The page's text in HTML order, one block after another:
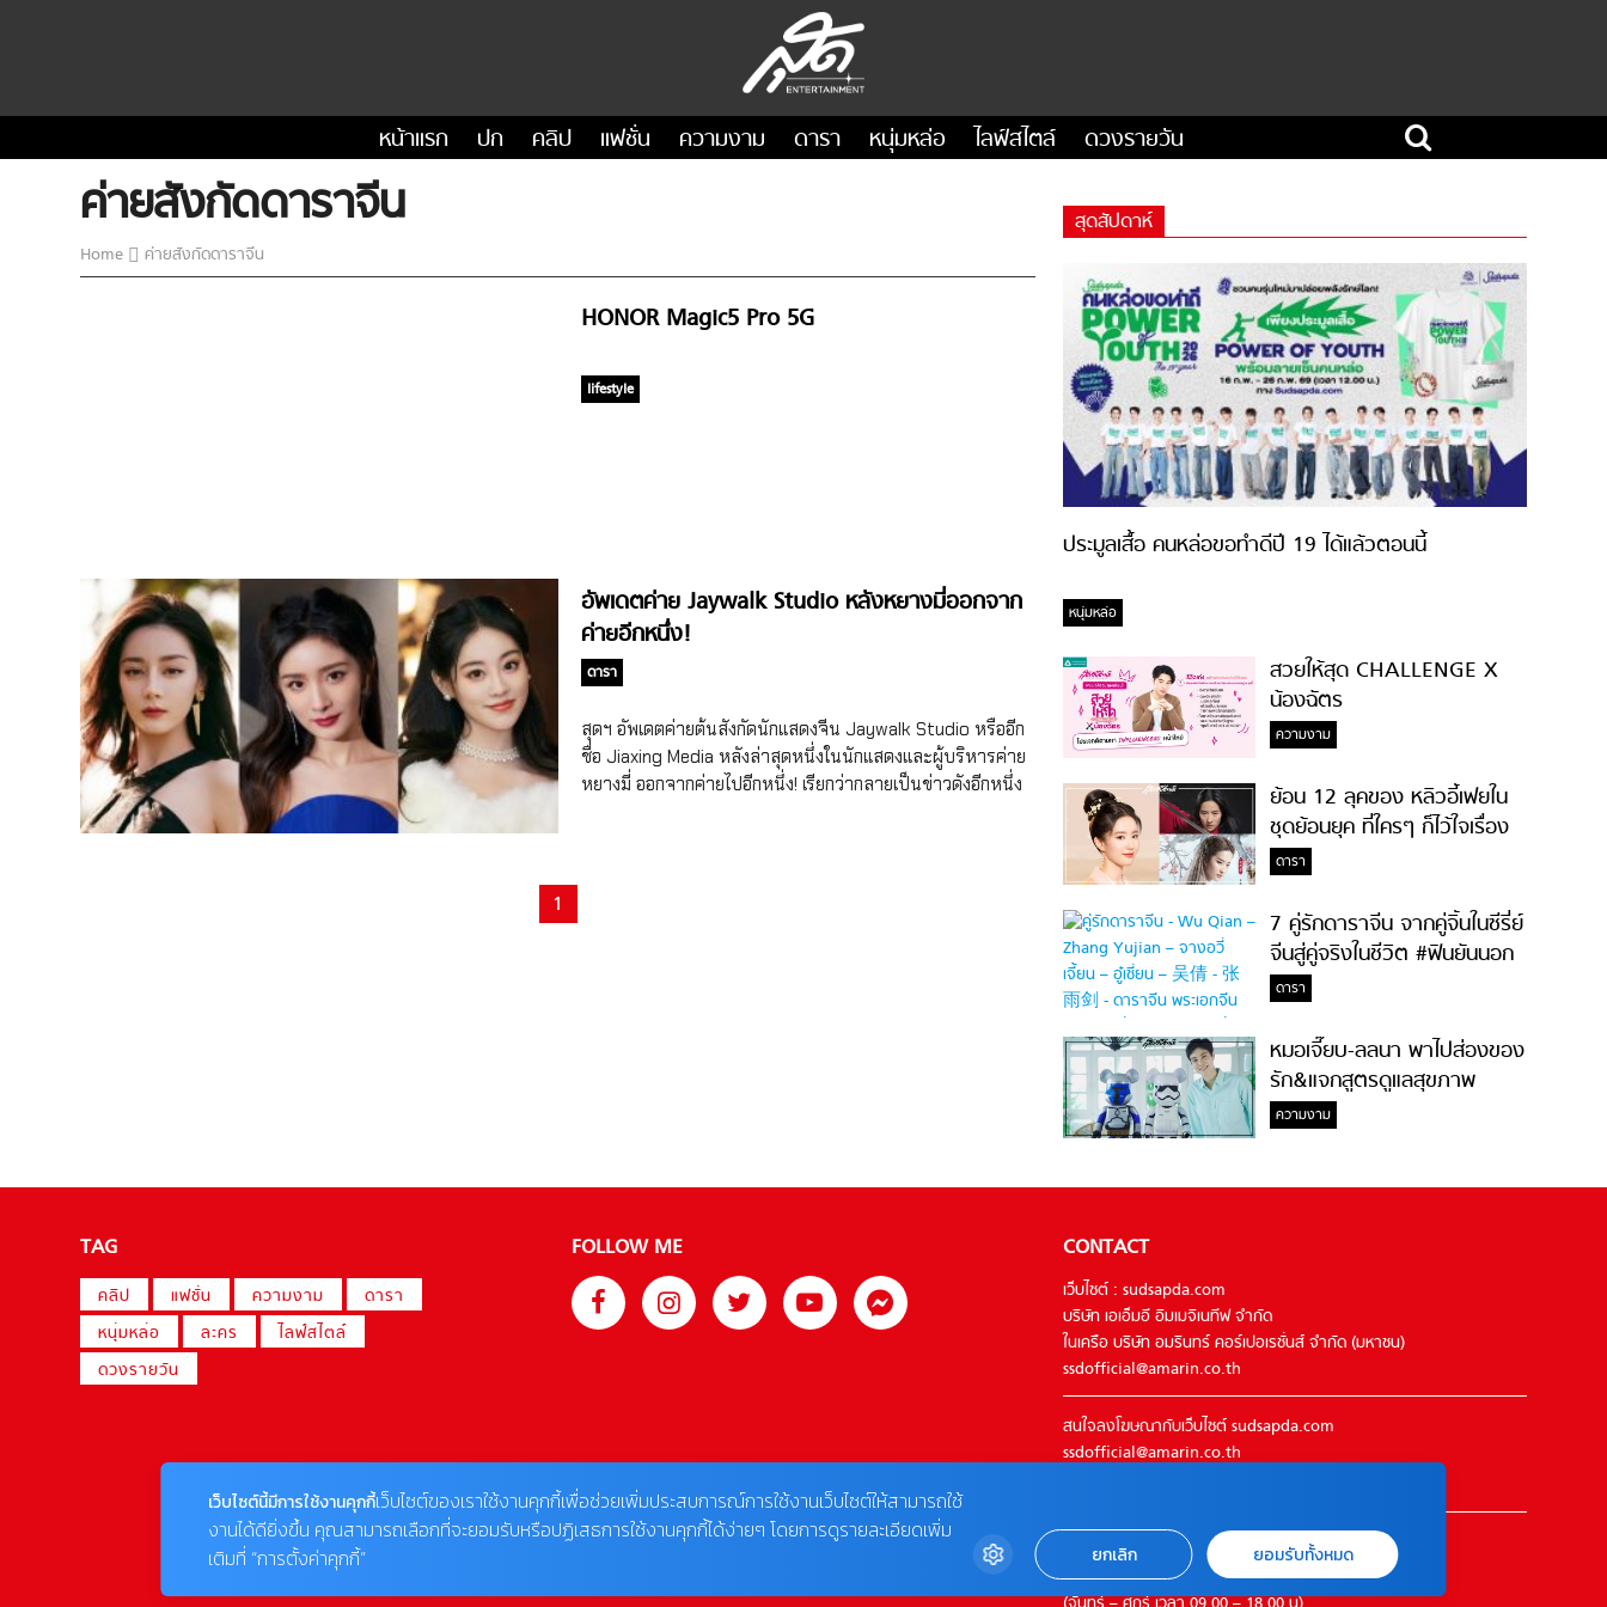
หน้าแรก ปก คลิป แฟชั่น ความงาม ดารา หนุ่มหล่อ ไลฟ์สไตล์ ดวงรายวัน
ค่ายสังกัดดาราจีน
Home ค่ายสังกัดดาราจีน
HONOR Magic5 Pro 5G
lifestyle
อัพเดตค่าย Jaywalk Studio หลังหยางมี่ออกจาก
ค่ายอีกหนึ่ง!
ดารา
สุดฯ อัพเดตค่ายต้นสังกัดนักแสดงจีน Jaywalk Studio หรืออีก
ชื่อ Jiaxing Media หลังล่าสุดหนึ่งในนักแสดงและผู้บริหารค่าย
หยางมี่ ออกจากค่ายไปอีกหนึ่ง! เรียกว่ากลายเป็นข่าวดังอีกหนึ่ง
1
สุดสัปดาห์
ประมูลเสื้อ คนหล่อขอทำดีปี 19 ได้แล้วตอนนี้
หนุ่มหล่อ
สวยให้สุด CHALLENGE X
น้องฉัตร
ความงาม
ย้อน 12 ลุคของ หลิวอี้เฟยใน
ชุดย้อนยุค ที่ใครๆ ก็ไว้ใจเรื่อง
ความสวย!
ดารา
7 คู่รักดาราจีน จากคู่จิ้นในซีรี่ย์
จีนสู่คู่จริงในชีวิต #ฟินยันนอก
จอ
ดารา
หมอเจี๊ยบ-ลลนา พาไปส่องของ
รัก&แจกสูตรดูแลสุขภาพ
#ล้างจมูกไม่ยากจะสอนให้
ความงาม
TAG
คลิป แฟชั่น ความงาม
ดารา
หนุ่มหล่อ
ละคร
ไลฟ์สไตล์
ดวงรายวัน
FOLLOW ME CONTACT
เว็บไซต์ : sudsapda.com
บริษัท เอเอ็มอี อิมเมจิเนทีฟ จำกัด
ในเครือ บริษัท อมรินทร์ คอร์เปอเรชั่นส์ จำกัด (มหาชน)
ssdofficial@amarin.co.th
สนใจลงโฆษณากับเว็บไซต์ sudsapda.com
ssdofficial@amarin.co.th
ติดต่อแจ้งปัญหาหรือร้องเรียน
02-422-9999 ต่อ 4180
เว็บไซต์นี้มีการใช้งานคุกกี้เว็บไซต์ของเราใช้งานคุกกี้เพื่อช่วยเพิ่มประสบการณ์การใช้งานเว็บไซต์ให้สามารถใช้
งานได้ดียิ่งขึ้น คุณสามารถเลือกที่จะยอมรับหรือปฏิเสธการใช้งานคุกกี้ได้ง่ายๆ โดยการดูรายละเอียดเพิ่ม
เติมที่ “การตั้งค่าคุกกี้”
ยกเลิก ยอมรับทั้งหมด